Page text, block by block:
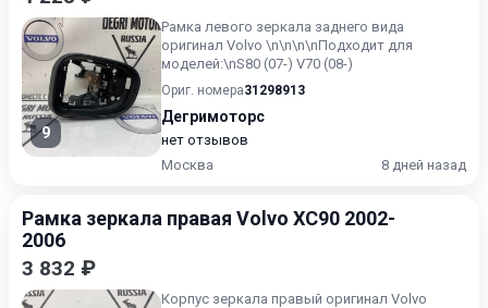
9
Рамка левого зеркала заднего вида
оригинал Volvo \n\n\n\nПодходит для
моделей:\nS80 (07-) V70 (08-)
Ориг. номера31298913
Дегримоторс
нет отзывов
Москва
8 дней назад
Рамка зеркала правая Volvo XC90 2002-
2006
3 832 ₽
Корпус зеркала правый оригинал Volvo